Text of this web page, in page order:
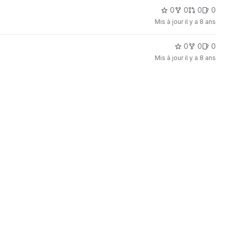
0 0 0 0
Mis à jour il y a 8 ans
0 0 0
Mis à jour il y a 8 ans